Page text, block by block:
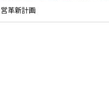
革新計画